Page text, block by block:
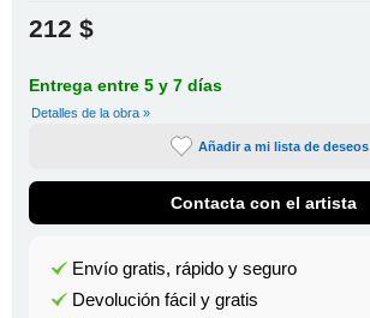
212 $
Entrega entre 5 y 7 días
Detalles de la obra »
Añadir a mi lista de deseos
Contacta con el artista
Envío gratis, rápido y seguro
Devolución fácil y gratis